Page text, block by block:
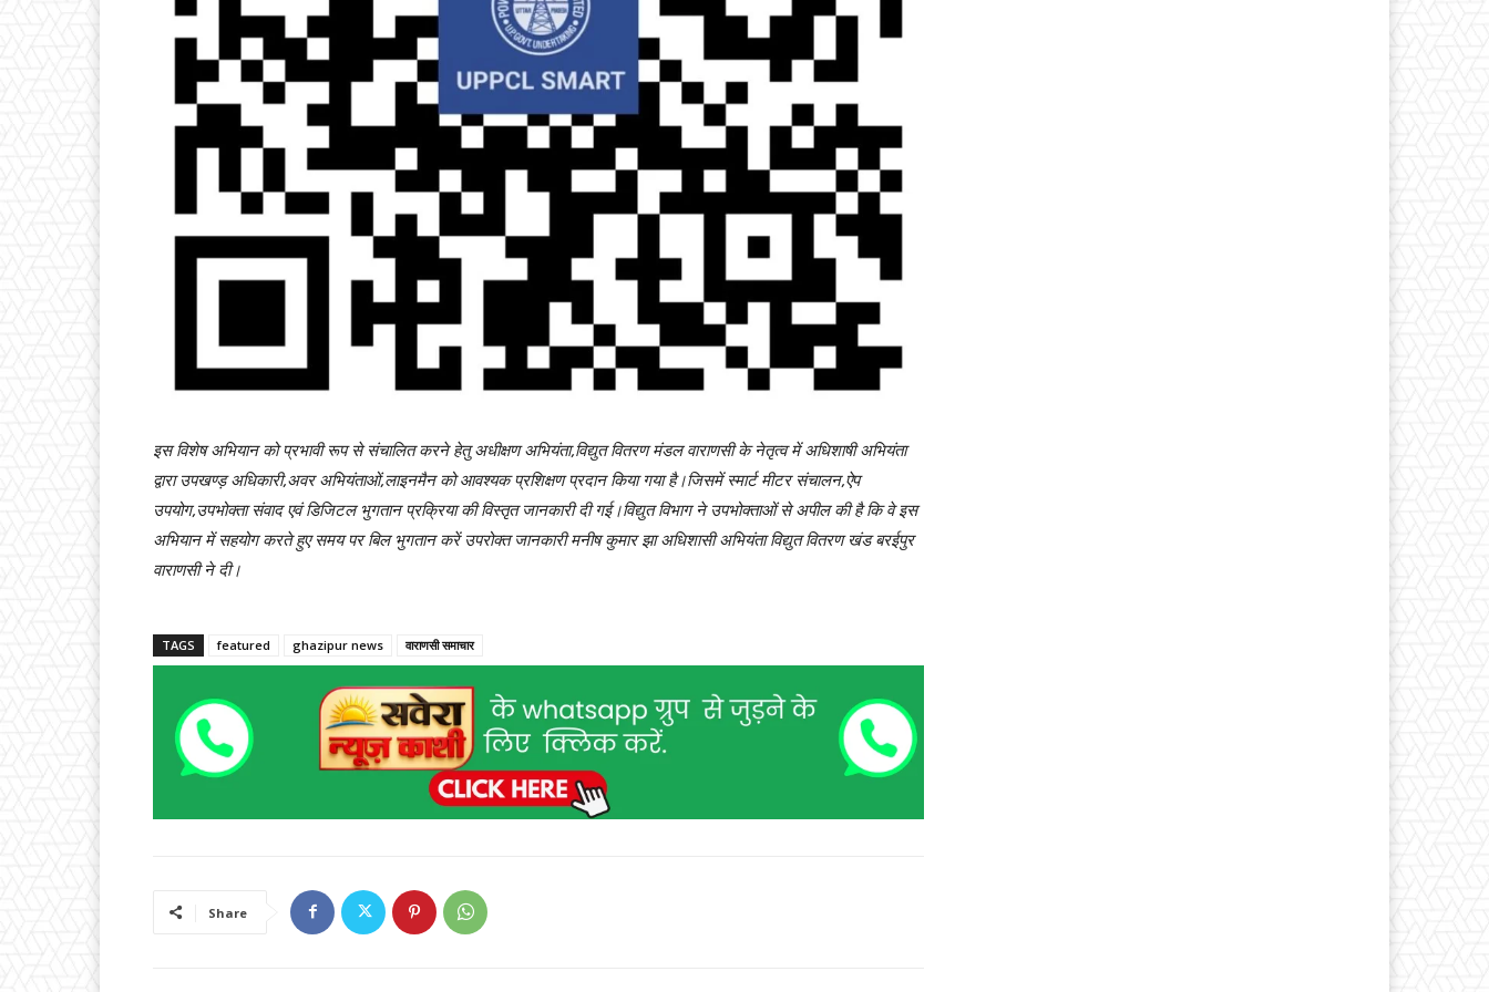
इस विशेष अभियान को प्रभावी रूप से संचालित करने हेतु अधीक्षण अभियंता,विद्युत वितरण मंडल वाराणसी के नेतृत्व में अधिशाषी अभियंता
द्वारा उपखण्ड़ अधिकारी,अवर अभियंताओं,लाइनमैन को आवश्यक प्रशिक्षण प्रदान किया गया है।जिसमें स्मार्ट मीटर संचालन,ऐप
उपयोग,उपभोक्ता संवाद एवं डिजिटल भुगतान प्रक्रिया की विस्तृत जानकारी दी गई।विद्युत विभाग ने उपभोक्ताओं से अपील की है कि वे इस
अभियान में सहयोग करते हुए समय पर बिल भुगतान करें उपरोक्त जानकारी मनीष कुमार झा अधिशासी अभियंता विद्युत वितरण खंड बरईपुर
वाराणसी ने दी।
TAGS featured ghazipur news वाराणसी समाचार
Share